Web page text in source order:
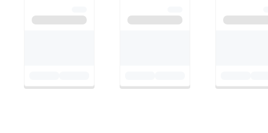
MusiKa with藤田 川